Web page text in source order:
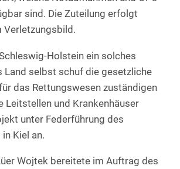
sind. Die Zuteilung erfolgt
Verletzungsbild.
Holstein ein solches
Land selbst schuf die gesetzliche
das Rettungswesen zuständigen
Leitstellen und Krankenhäuser
unter Federführung des
Kiel an.
Wojtek bereitete im Auftrag des